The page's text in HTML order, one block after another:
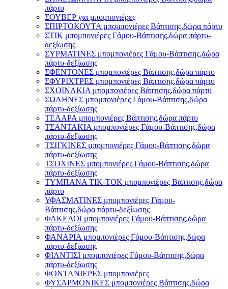
πάρτυ
ΣΟΥΒΕΡ για μπομπονιέρες
ΣΠΙΡΤΟΚΟΥΤΑ μπομπονιέρες Βάπτισης,δώρα πάρτυ
ΣΤΙΚ μπομπονιέρες Γάμου-Βάπτισης,δώρα πάρτυ-
δεξίωσης
ΣΥΡΜΑΤΙΝΕΣ μπομπονιέρες Γάμου-Βάπτισης,δώρα
πάρτυ-δεξίωσης
ΣΦΕΝΤΟΝΕΣ μπομπονιέρες Βάπτισης,δώρα πάρτυ
ΣΦΥΡΙΧΤΡΕΣ μπομπονιέρες Βάπτισης,δώρα πάρτυ
ΣΧΟΙΝΑΚΙΑ μπομπονιέρες Βάπτισης,δώρα πάρτυ
ΣΩΛΗΝΕΣ μπομπονιέρες Γάμου-Βάπτισης,δώρα
πάρτυ-δεξίωσης
ΤΕΛΑΡΑ μπομπονιέρες Βάπτισης,δώρα πάρτυ
ΤΣΑΝΤΑΚΙΑ μπομπονιέρες Γάμου-Βάπτισης,δώρα
πάρτυ-δεξίωσης
ΤΣΙΓΚΙΝΕΣ μπομπονιέρες Γάμου-Βάπτισης,δώρα
πάρτυ-δεξίωσης
ΤΣΟΧΙΝΕΣ μπομπονιέρες Γάμου-Βάπτισης,δώρα
πάρτυ-δεξίωσης
ΤΥΜΠΑΝΑ ΤΙΚ-ΤΟΚ μπομπονιέρες Βάπτισης,δώρα
πάρτυ
ΥΦΑΣΜΑΤΙΝΕΣ μπομπονιέρες Γάμου-
Βάπτισης,δώρα πάρτυ-δεξίωσης
ΦΑΚΕΛΟΙ μπομπονιέρες Γάμου-Βάπτισης,δώρα
πάρτυ-δεξίωσης
ΦΑΝΑΡΙΑ μπομπονιέρες Γάμου-Βάπτισης,δώρα
πάρτυ-δεξίωσης
ΦΙΛΝΤΙΣΙ μπομπονιέρες Γάμου-Βάπτισης,δώρα
πάρτυ-δεξίωσης
ΦΟΝΤΑΝΙΕΡΕΣ μπομπονιέρες
ΦΥΣΑΡΜΟΝΙΚΕΣ μπομπονιέρες Βάπτισης,δώρα